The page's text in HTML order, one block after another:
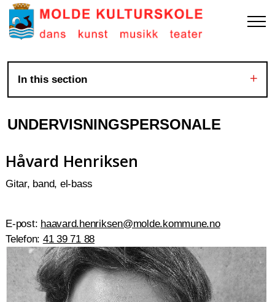
In this section
UNDERVISNINGSPERSONALE
Håvard Henriksen
Gitar, band, el-bass
E-post: haavard.henriksen@molde.kommune.no
Telefon: 41 39 71 88